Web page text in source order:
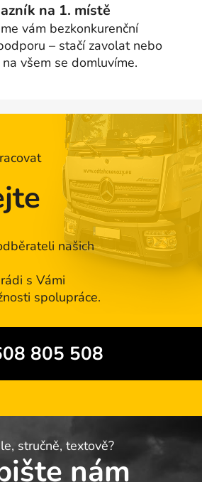
na 1. místě
vám bezkonkurenční
– stačí zavolat nebo
všem se domluvíme.
našich
s Vámi
spolupráce.
805 508
stručně, textově?
nám